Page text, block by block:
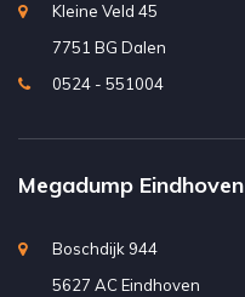
Kleine Veld 45
7751 BG Dalen
0524 - 551004
Megadump Eindhoven
Boschdijk 944
5627 AC Eindhoven